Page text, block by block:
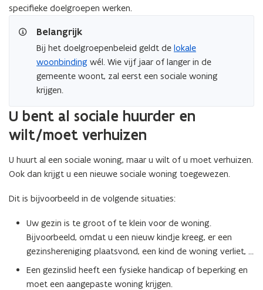
specifieke doelgroepen werken.
Belangrijk
Bij het doelgroepenbeleid geldt de lokale
woonbinding wél. Wie vijf jaar of langer in de
gemeente woont, zal eerst een sociale woning
krijgen.
U bent al sociale huurder en
wilt/moet verhuizen
U huurt al een sociale woning, maar u wilt of u moet verhuizen.
Ook dan krijgt u een nieuwe sociale woning toegewezen.
Dit is bijvoorbeeld in de volgende situaties:
Uw gezin is te groot of te klein voor de woning.
Bijvoorbeeld, omdat u een nieuw kindje kreeg, er een
gezinshereniging plaatsvond, een kind de woning verliet, …
Een gezinslid heeft een fysieke handicap of beperking en
moet een aangepaste woning krijgen.